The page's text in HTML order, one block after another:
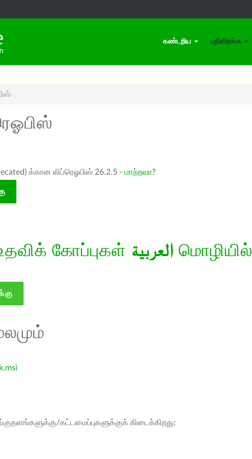
கண்டறிய பதிவிறக்க
க்கான லிப்ரெஓபிஸ் 26.2.5 - மாற்றவா?
கோப்புகள் العربية மொழியில்
கட்டமைப்புகளுக்குக் கிடைக்கிறது: